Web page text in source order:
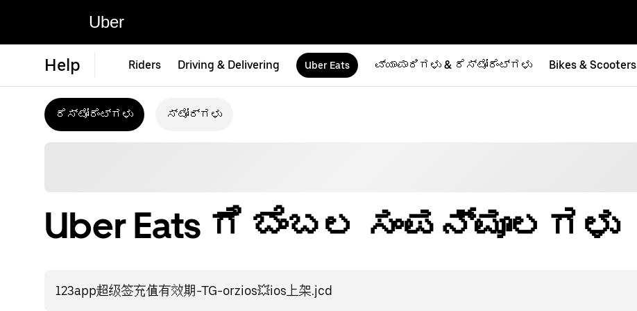
Uber
Help Riders Driving & Delivering Uber Eats ವ್ಯಾಪಾರಿಗಳು & ರೆಸ್ಟೋರೆಂಟ್‌ಗಳು Bikes & Scooters
ರೆಸ್ಟೋರೆಂಟ್‌ಗಳು ಸ್ಟೋರ್‌ಗಳು
Uber Eats ಗೆ ಬೆಂಬಲ ಸಂಪನ್ಮೂಲಗಳು